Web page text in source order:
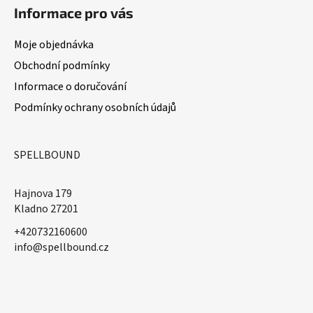
Informace pro vás
Moje objednávka
Obchodní podmínky
Informace o doručování
Podmínky ochrany osobních údajů
SPELLBOUND
Hajnova 179
Kladno 27201
+420732160600
​info@spellbound.cz